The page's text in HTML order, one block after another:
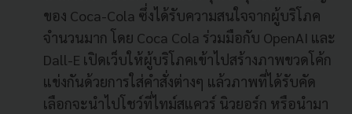
ของ Coca-Cola ซึ่งได้รับความสนใจจากผู้บริโภค
จำนวนมาก โดย Coca Cola ร่วมมือกับ OpenAI และ
Dall-E เปิดเว็บให้ผู้บริโภคเข้าไปสร้างภาพขวดโค้ก
แข่งกันด้วยการใส่คำสั่งต่างๆ แล้วภาพที่ได้รับคัด
เลือกจะนำไปโชว์ที่ไทม์สแควร์ นิวยอร์ก หรือนำมา